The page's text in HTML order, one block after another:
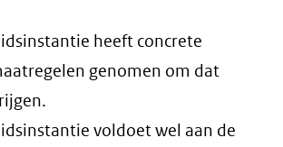
heeft concrete
genomen om dat
voldoet wel aan de